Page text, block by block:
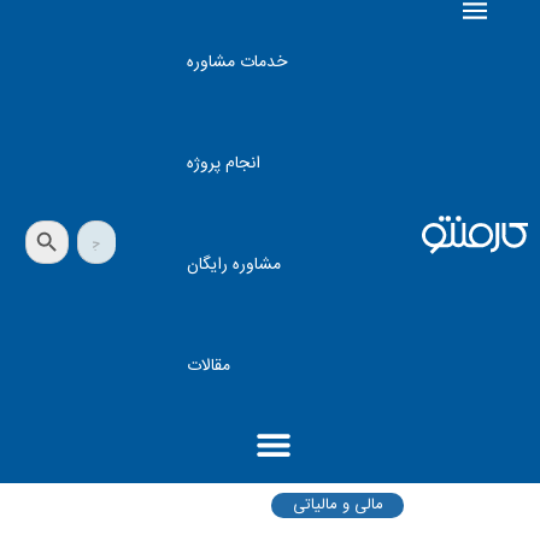
خدمات مشاوره
انجام پروژه
مشاوره رایگان
مقالات
جستجو
برای:
دکمه جستجو
مالی و مالیاتی